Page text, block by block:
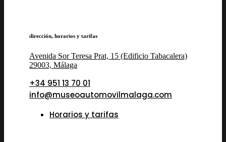
dirección, horarios y tarifas
Avenida Sor Teresa Prat, 15 (Edificio Tabacalera)
29003, Málaga
+34 951 13 70 01
info@museoautomovilmalaga.com
Horarios y tarifas